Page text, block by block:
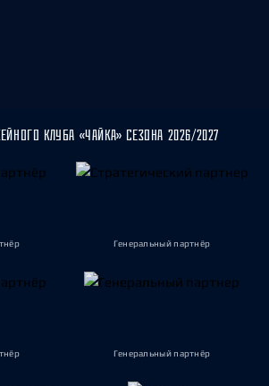
КЛУБА «ЧАЙКА» СЕЗОНА 2026/2027
Генеральный партнёр
Генеральный партнёр